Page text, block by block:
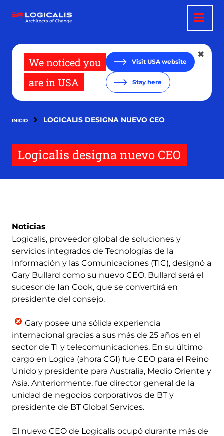
contenido
We noticed you
are in USA
Visit USA website
Stay here
INICIO LOGICALIS DESIGNA NUEVO CEO
Logicalis designa nuevo CEO
Noticias
Logicalis, proveedor global de soluciones y
servicios integrados de Tecnologías de la
Información y las Comunicaciones (TIC), designó a
Gary Bullard como su nuevo CEO. Bullard será el
sucesor de Ian Cook, que se convertirá en
presidente del consejo.
Gary posee una sólida experiencia
internacional gracias a sus más de 25 años en el
sector de TI y telecomunicaciones. En su último
cargo en Logica (ahora CGI) fue CEO para el Reino
Unido y presidente para Australia, Medio Oriente y
Asia. Anteriormente, fue director general de la
unidad de negocios corporativos de BT y
presidente de BT Global Services.
El nuevo CEO de Logicalis ocupó durante más de